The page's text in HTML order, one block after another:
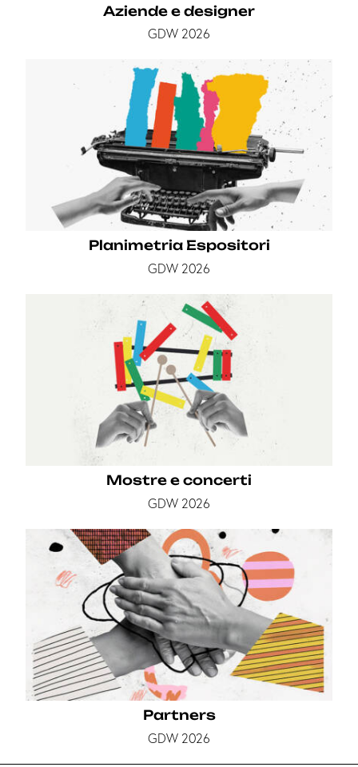
Aziende e designer
GDW 2026
Planimetria Espositori
GDW 2026
Mostre e concerti
GDW 2026
Partners
GDW 2026